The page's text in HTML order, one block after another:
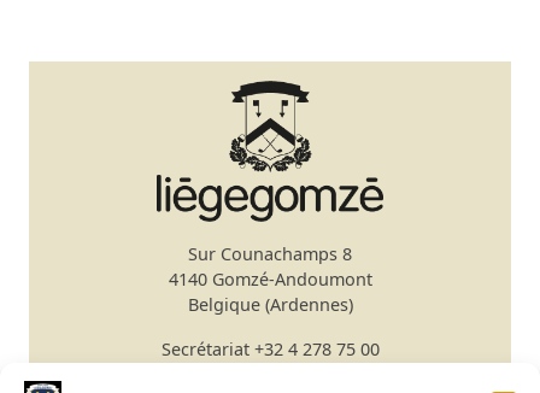
Sur Counachamps 8
4140 Gomzé-Andoumont
Belgique (Ardennes)
Secrétariat+32 4 278 75 00